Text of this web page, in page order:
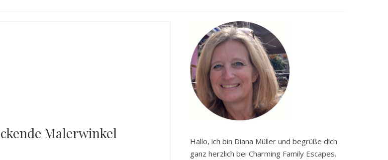
Malerwinkel
Hallo, ich bin Diana Müller und begrüße dich
ganz herzlich bei Charming Family Escapes.